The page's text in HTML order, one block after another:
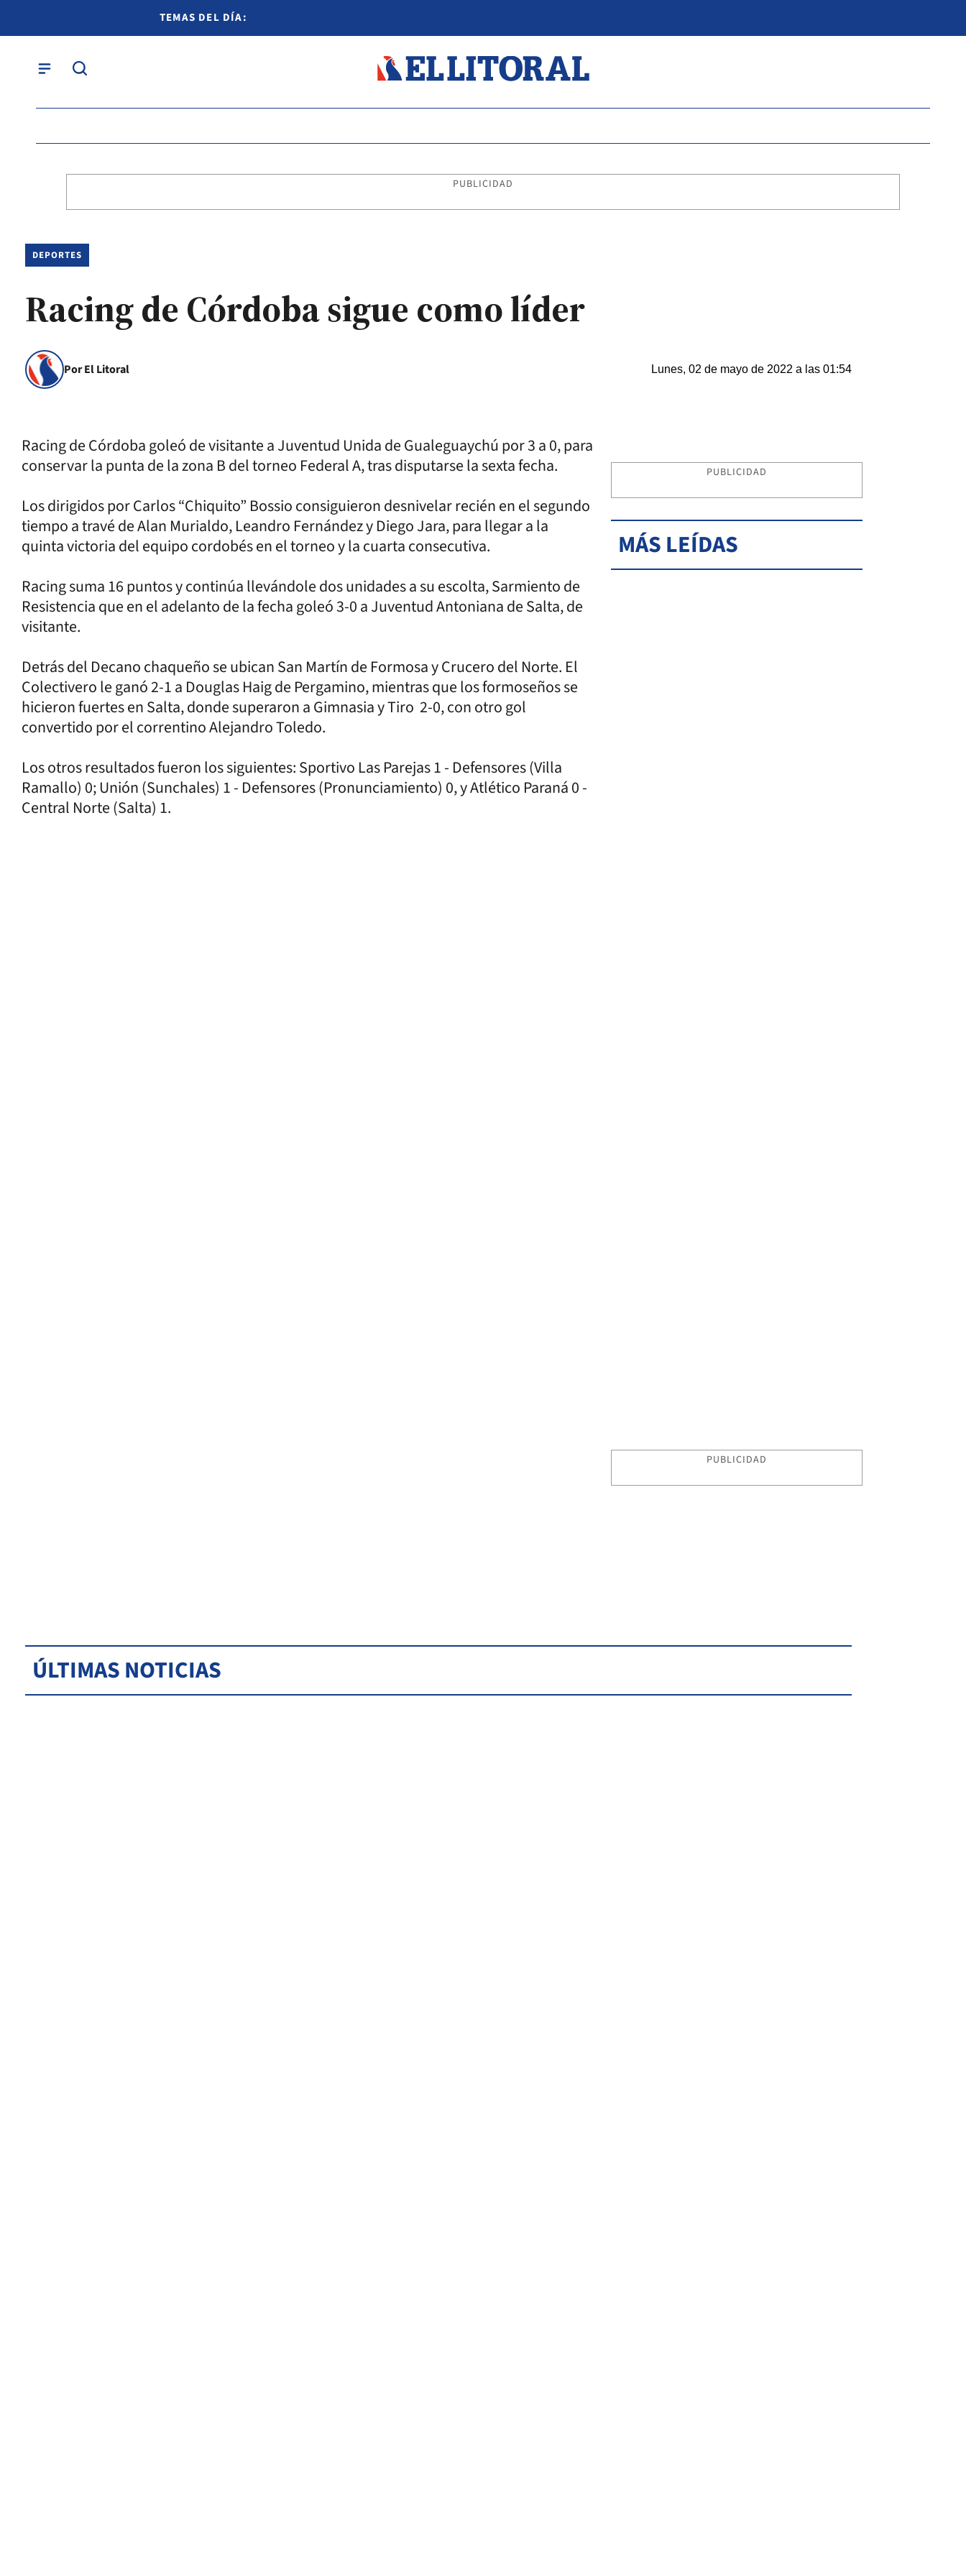
TEMAS DEL DÍA:
PUBLICIDAD
DEPORTES
Racing de Córdoba sigue como líder
Por El Litoral Lunes, 02 de mayo de 2022 a las 01:54
Racing de Córdoba goleó de visitante a Juventud Unida de Gualeguaychú por 3 a 0, para
conservar la punta de la zona B del torneo Federal A, tras disputarse la sexta fecha.
Los dirigidos por Carlos “Chiquito” Bossio consiguieron desnivelar recién en el segundo
tiempo a travé de Alan Murialdo, Leandro Fernández y Diego Jara, para llegar a la
quinta victoria del equipo cordobés en el torneo y la cuarta consecutiva.
Racing suma 16 puntos y continúa llevándole dos unidades a su escolta, Sarmiento de
Resistencia que en el adelanto de la fecha goleó 3-0 a Juventud Antoniana de Salta, de
visitante.
Detrás del Decano chaqueño se ubican San Martín de Formosa y Crucero del Norte. El
Colectivero le ganó 2-1 a Douglas Haig de Pergamino, mientras que los formoseños se
hicieron fuertes en Salta, donde superaron a Gimnasia y Tiro 2-0, con otro gol
convertido por el correntino Alejandro Toledo.
Los otros resultados fueron los siguientes: Sportivo Las Parejas 1 - Defensores (Villa
Ramallo) 0; Unión (Sunchales) 1 - Defensores (Pronunciamiento) 0, y Atlético Paraná 0 -
Central Norte (Salta) 1.
PUBLICIDAD
MÁS LEÍDAS
PUBLICIDAD
ÚLTIMAS NOTICIAS